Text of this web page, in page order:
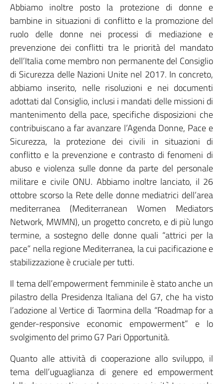
Abbiamo inoltre posto la protezione di donne e
bambine in situazioni di conflitto e la promozione del
ruolo delle donne nei processi di mediazione e
prevenzione dei conflitti tra le priorità del mandato
dell’Italia come membro non permanente del Consiglio
di Sicurezza delle Nazioni Unite nel 2017. In concreto,
abbiamo inserito, nelle risoluzioni e nei documenti
adottati dal Consiglio, inclusi i mandati delle missioni di
mantenimento della pace, specifiche disposizioni che
contribuiscano a far avanzare l’Agenda Donne, Pace e
Sicurezza, la protezione dei civili in situazioni di
conflitto e la prevenzione e contrasto di fenomeni di
abuso e violenza sulle donne da parte del personale
militare e civile ONU. Abbiamo inoltre lanciato, il 26
ottobre scorso la Rete delle donne mediatrici dell’area
mediterranea (Mediterranean Women Mediators
Network, MWMN), un progetto concreto, e di più lungo
termine, a sostegno delle donne quali “attrici per la
pace” nella regione Mediterranea, la cui pacificazione e
stabilizzazione è cruciale per tutti.
Il tema dell’empowerment femminile è stato anche un
pilastro della Presidenza Italiana del G7, che ha visto
l’adozione al Vertice di Taormina della “Roadmap for a
gender-responsive economic empowerment” e lo
svolgimento del primo G7 Pari Opportunità.
Quanto alle attività di cooperazione allo sviluppo, il
tema dell’uguaglianza di genere ed empowerment